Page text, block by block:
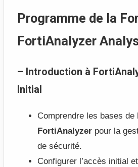
Programme de la
FortiAnalyzer
– Introduction à
Initial
Comprendre les bases de
FortiAnalyzerpour la
de sécurité.
Configurer l’accès initial